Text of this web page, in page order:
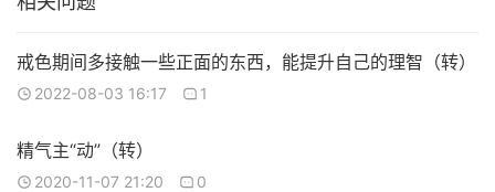
戒色期间多接触一些正面的东西，能提升自己的理智（转）
2022-08-03 16:17 1
精气主“动”（转）
2020-11-07 21:20 0